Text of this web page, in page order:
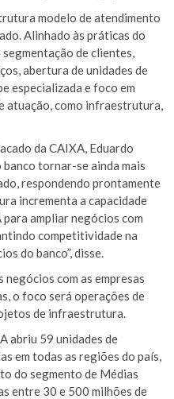
modelo de atendimento
Alinhado às práticas do
de clientes,
abertura de unidades de
especializada e foco em
atuação, como infraestrutura,
da CAIXA, Eduardo
tornar-se ainda mais
respondendo prontamente
incrementa a capacidade
ampliar negócios com
competitividade na
do banco”, disse.
com as empresas
o foco será operações de
de infraestrutura.
abriu 59 unidades de
em todas as regiões do país,
do segmento de Médias
entre 30 e 500 milhões de